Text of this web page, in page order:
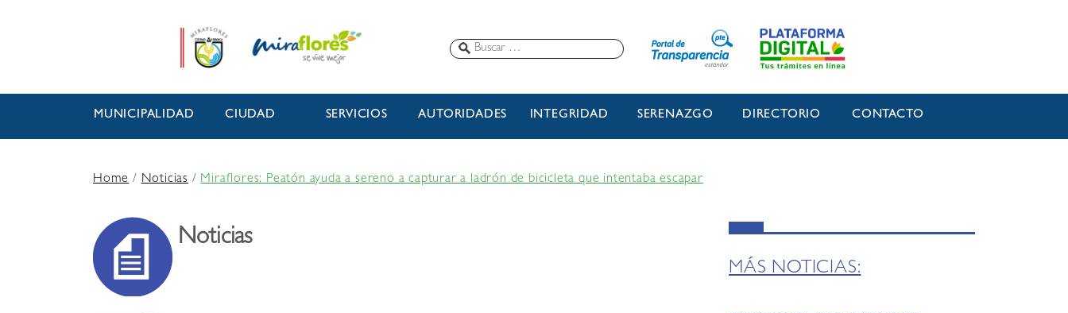
MUNICIPALIDAD CIUDAD SERVICIOS AUTORIDADES INTEGRIDAD SERENAZGO DIRECTORIO CONTACTO
Home/Noticias /Miraflores: Peatón ayuda a sereno a capturar a ladrón de bicicleta que intentaba escapar
Noticias
MÁS NOTICIAS: